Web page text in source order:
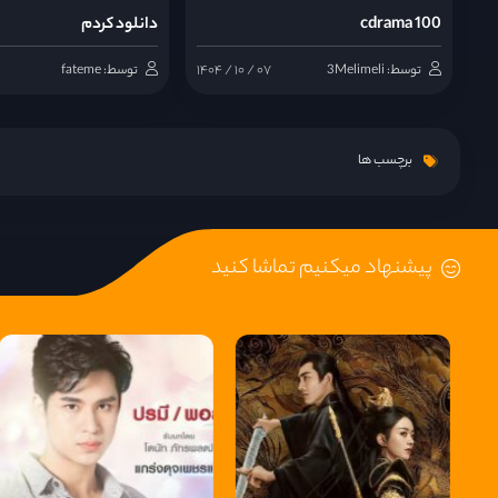
قسمت 14
قسمت 18
قسمت 19
100 cdrama
توسط: 3Melimeli ۱۴۰۴ / ۱۰ / ۰۷
دانلود کردم
توسط: fateme
برچسب ها
پیشنهاد میکنیم تماشا کنید